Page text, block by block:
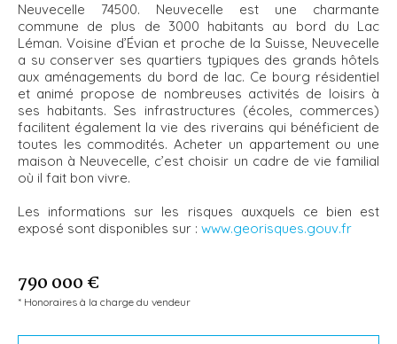
Neuvecelle 74500. Neuvecelle est une charmante
commune de plus de 3000 habitants au bord du Lac
Léman. Voisine d’Évian et proche de la Suisse, Neuvecelle
a su conserver ses quartiers typiques des grands hôtels
aux aménagements du bord de lac. Ce bourg résidentiel
et animé propose de nombreuses activités de loisirs à
ses habitants. Ses infrastructures (écoles, commerces)
facilitent également la vie des riverains qui bénéficient de
toutes les commodités. Acheter un appartement ou une
maison à Neuvecelle, c’est choisir un cadre de vie familial
où il fait bon vivre.
Les informations sur les risques auxquels ce bien est
exposé sont disponibles sur : www.georisques.gouv.fr
790 000 €
* Honoraires à la charge du vendeur